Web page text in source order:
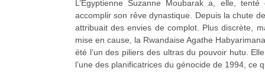
L’Égyptienne Suzanne Moubarak a, elle, tenté
accomplir son rêve dynastique. Depuis la chute
attribuait des envies de complot. Plus discrète,
mise en cause, la Rwandaise Agathe
été l’un des piliers des ultras du pouvoir hutu.
l’une des planificatrices du génocide de 1994, ce